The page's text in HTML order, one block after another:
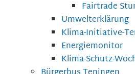
Fairtrade
Umwelterklärung
Klima-Initiative-
Energiemonitor
Klima-Schutz-